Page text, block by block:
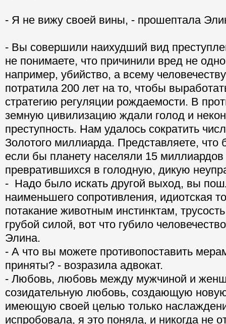
- Я не вижу своей вины, - прошептала
- Вы совершили наихудший вид
не понимаете, что причинили вред не
например, убийство, а всему
потратила 200 лет на то, чтобы
стратегию регуляции рождаемости. В
земную цивилизацию ждали голод и
преступность. Нам удалось сократить
Золотого миллиарда. Представляете,
если бы планету населяли 15
превратившихся в голодную, дикую
- Надо было искать другой выход, вы
наименьшего сопротивления, идиотская
потакание животным инстинктам,
грубой силой, вот что губило
Элина.
- А что вы можете противопоставить
приняты? - возразила адвокат.
- Любовь, любовь между мужчиной и
созидательную любовь, создающую
имеющую своей целью только
испробовала, я это поняла, и никогда не